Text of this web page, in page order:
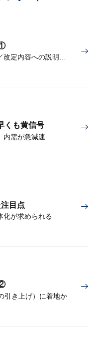
高市政権はより緩慢な引上げを容認／改定内容への説明責任が焦点
くも黄信号
内需が急減速
目点
化が求められる
引き上げ）に着地か